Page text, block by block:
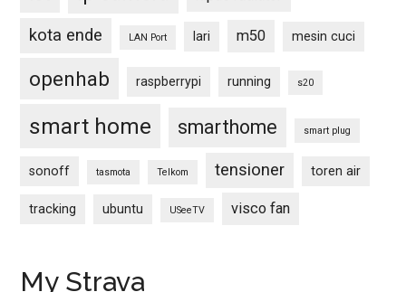
kota ende LAN Port lari m50 mesin cuci
openhab raspberrypi running s20
smart home smarthome smart plug
sonoff tasmota Telkom tensioner toren air
tracking ubuntu USeeTV visco fan
My Strava